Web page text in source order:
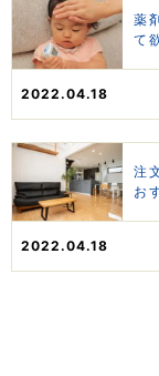
2022.04.18
薬
て
2022.04.18
注
お